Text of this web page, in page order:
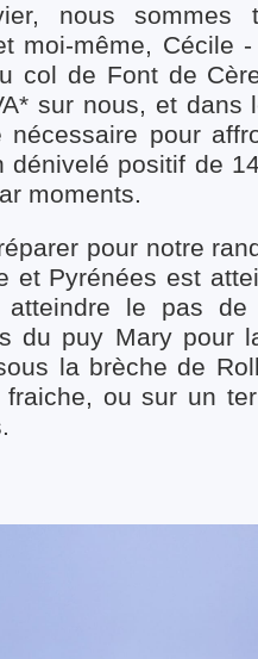
nous
moi-même, Cécile
col de Font de
sur nous, et dans
pour
dénivelé positif de
moments.
pour notre
et Pyrénées est
atteindre le pas
du puy Mary pour
la brèche de
ou sur un